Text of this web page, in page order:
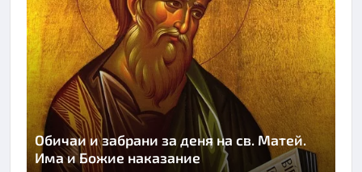
Обичаи и забрани за деня на св. Матей.
Има и Божие наказание